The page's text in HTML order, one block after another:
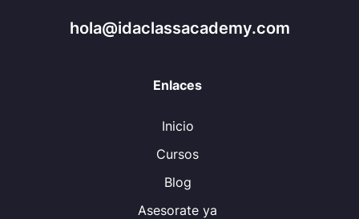
hola@idaclassacademy.com
Enlaces
Inicio
Cursos
Blog
Asesorate ya